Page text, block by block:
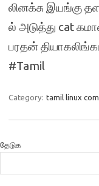
லினக்சு இயங்கு
ல் அடுத்து cat
பரதன்
#Tamil
Category: tamil linux
தேடுக